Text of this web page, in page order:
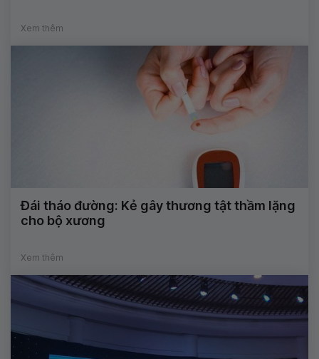
Xem thêm
Đái tháo đường: Kẻ gây thương tật thầm lặng
cho bộ xương
Xem thêm